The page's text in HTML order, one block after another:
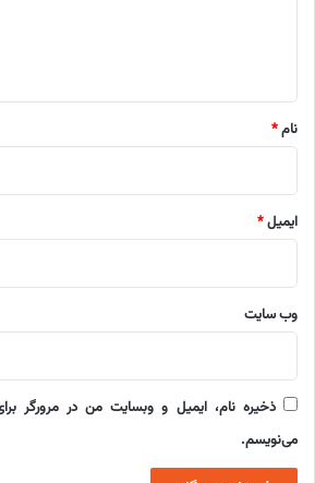
نام*
ایمیل*
وب‌ سایت
ذخیره نام، ایمیل و وبسایت من در مرورگر
می‌نویسم.